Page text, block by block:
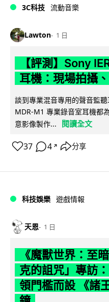
3C科技 流動音樂
Lawton 1 日
【評測】Sony
耳機：現場拍攝
談到專業混音專用的聲音監
MDR-M1 專業錄音室耳機都
意影像製作...
閱讀全文
37 4 ↗ 分享
科技娛樂 遊戲情報
天恩 1 日
《魔獸世界：至
克的詛咒」專訪
領門檻而設 《諸